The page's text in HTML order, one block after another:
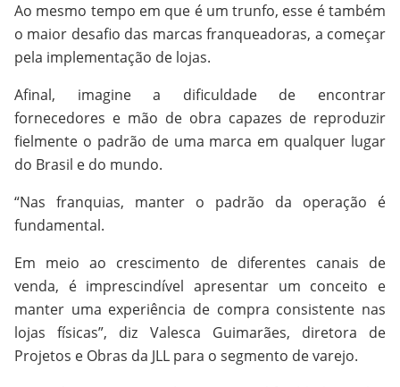
Ao mesmo tempo em que é um trunfo, esse é também
o maior desafio das marcas franqueadoras, a começar
pela implementação de lojas.
Afinal, imagine a dificuldade de encontrar
fornecedores e mão de obra capazes de reproduzir
fielmente o padrão de uma marca em qualquer lugar
do Brasil e do mundo.
“Nas franquias, manter o padrão da operação é
fundamental.
Em meio ao crescimento de diferentes canais de
venda, é imprescindível apresentar um conceito e
manter uma experiência de compra consistente nas
lojas físicas”, diz Valesca Guimarães, diretora de
Projetos e Obras da JLL para o segmento de varejo.